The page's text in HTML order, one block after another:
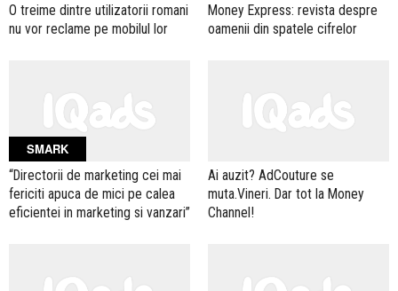
O treime dintre utilizatorii romani
nu vor reclame pe mobilul lor
Money Express: revista despre
oamenii din spatele cifrelor
SMARK
“Directorii de marketing cei mai
fericiti apuca de mici pe calea
eficientei in marketing si vanzari”
Ai auzit? AdCouture se
muta.Vineri. Dar tot la Money
Channel!